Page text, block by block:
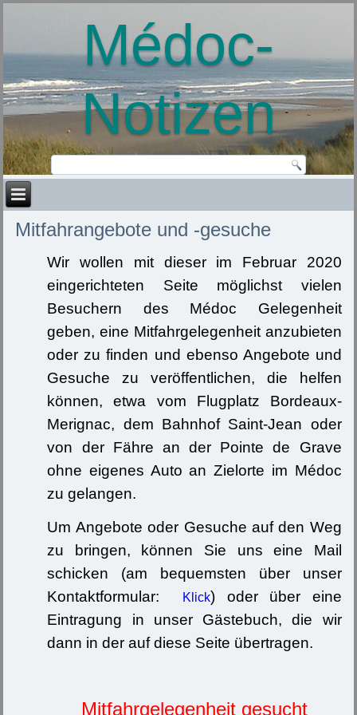
Médoc-
Notizen
Mitfahrangebote und -gesuche
Wir wollen mit dieser im Februar 2020
eingerichteten Seite möglichst vielen
Besuchern des Médoc Gelegenheit
geben, eine Mitfahrgelegenheit anzubieten
oder zu finden und ebenso Angebote und
Gesuche zu veröffentlichen, die helfen
können, etwa vom Flugplatz Bordeaux-
Merignac, dem Bahnhof Saint-Jean oder
von der Fähre an der Pointe de Grave
ohne eigenes Auto an Zielorte im Médoc
zu gelangen.
Um Angebote oder Gesuche auf den Weg
zu bringen, können Sie uns eine Mail
schicken (am bequemsten über unser
Kontaktformular:
Klick) oder über eine
Eintragung in unser Gästebuch, die wir
dann in der auf diese Seite übertragen.
Mitfahrgelegenheit gesucht